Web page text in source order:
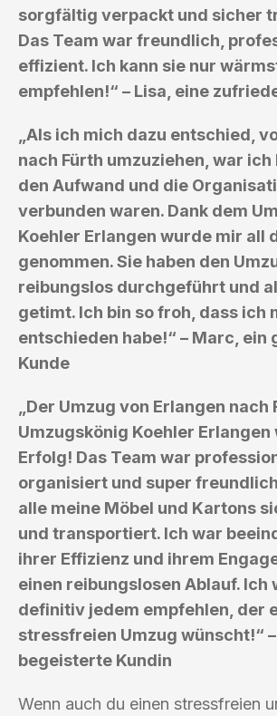
sorgfältig verpackt und sicher
Das Team war freundlich,
effizient. Ich kann sie nur
empfehlen!“ – Lisa, eine
„Als ich mich dazu entschied,
nach Fürth umzuziehen, war
den Aufwand und die
verbunden waren. Dank dem
Koehler Erlangen wurde mir all
genommen. Sie haben den
reibungslos durchgeführt und
getimt. Ich bin so froh, dass ich
entschieden habe!“ – Marc, ein
Kunde
„Der Umzug von Erlangen
Umzugskönig Koehler Erlangen
Erfolg! Das Team war
organisiert und super
alle meine Möbel und Kartons
und transportiert. Ich war
ihrer Effizienz und ihrem
einen reibungslosen Ablauf. Ich
definitiv jedem empfehlen, der
stressfreien Umzug wünscht!“
begeisterte Kundin
Wenn auch du einen stressfreien